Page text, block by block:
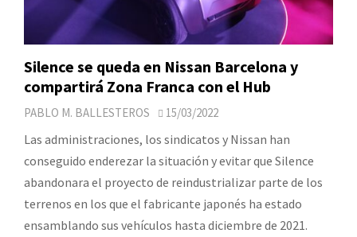
Silence se queda en Nissan Barcelona y
compartirá Zona Franca con el Hub
PABLO M. BALLESTEROS 15/03/2022
Las administraciones, los sindicatos y Nissan han
conseguido enderezar la situación y evitar que Silence
abandonara el proyecto de reindustrializar parte de los
terrenos en los que el fabricante japonés ha estado
ensamblando sus vehículos hasta diciembre de 2021.